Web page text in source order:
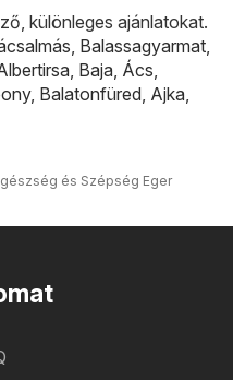
különleges ajánlatokat.
, Balassagyarmat,
, Baja, Ács,
, Balatonfüred, Ajka,
és Szépség Eger